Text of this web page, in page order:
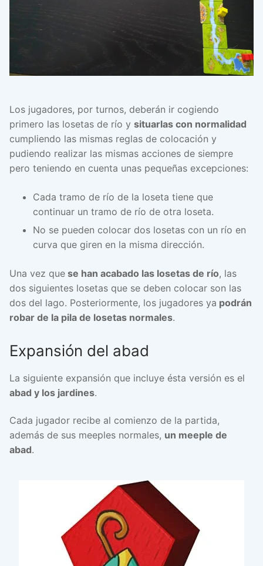
Los jugadores, por turnos, deberán ir cogiendo
primero las losetas de río y situarlas con normalidad
cumpliendo las mismas reglas de colocación y
pudiendo realizar las mismas acciones de siempre
pero teniendo en cuenta unas pequeñas excepciones:
Cada tramo de río de la loseta tiene que
continuar un tramo de río de otra loseta.
No se pueden colocar dos losetas con un río en
curva que giren en la misma dirección.
Una vez que se han acabado las losetas de río, las
dos siguientes losetas que se deben colocar son las
dos del lago. Posteriormente, los jugadores ya podrán
robar de la pila de losetas normales.
Expansión del abad
La siguiente expansión que incluye ésta versión es el
abad y los jardines.
Cada jugador recibe al comienzo de la partida,
además de sus meeples normales, un meeple de
abad.